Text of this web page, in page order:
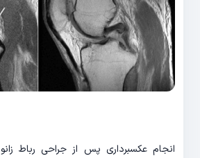
انجام عکسبرداری پس از جراحی رباط